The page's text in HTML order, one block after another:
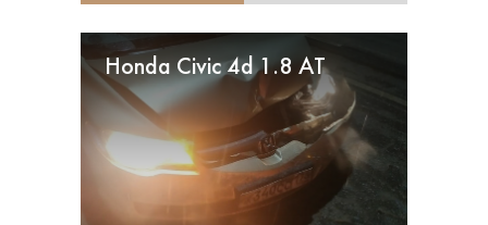
Honda Civic 4d 1.8 AT